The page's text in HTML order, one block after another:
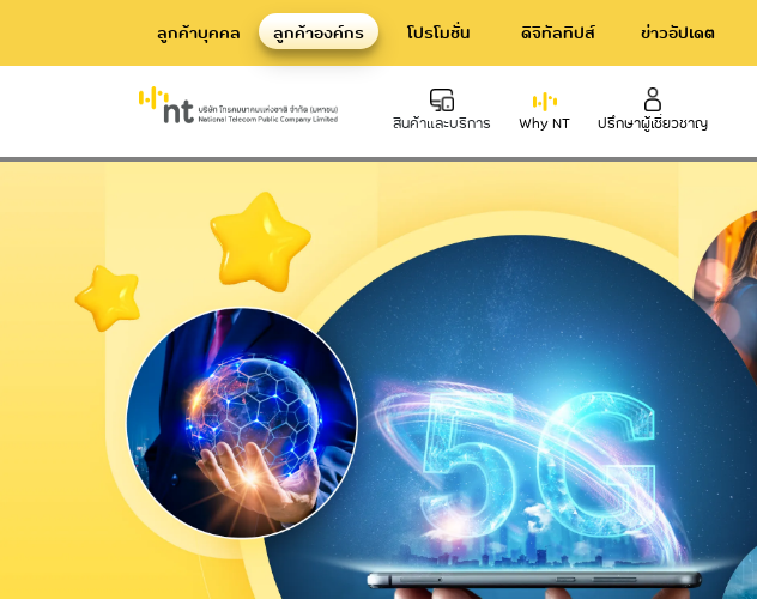
ลูกค้าบุคคล ลูกค้าองค์กร โปรโมชั่น ดิจิทัลทิปส์ ข่าวอัปเดต
สินค้าและบริการ Why NT ปรึกษาผู้เชี่ยวชาญ
Hard Infrastructure
บริการท่อร้อยสาย Communication
Conduit
บริการเสาโทรคมนาคม
Telecommunication Tower
บริการ NT IIG
Datacom International Service
NT 5G BUSINESS